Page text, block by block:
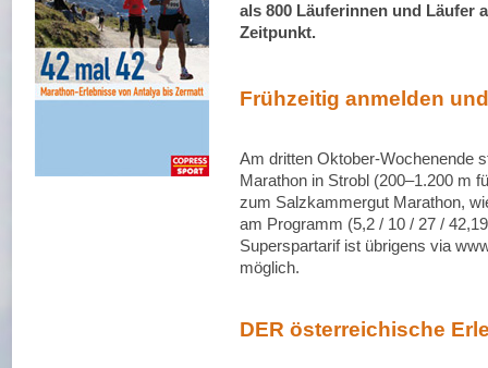
als 800 Läuferinnen und Läufer
Zeitpunkt.
Frühzeitig anmelden
Am dritten Oktober-Wochenende
Marathon in Strobl (200–1.200 m
zum Salzkammergut Marathon,
am Programm (5,2 / 10 / 27 /
Superspartarif ist übrigens via
möglich.
DER österreichische